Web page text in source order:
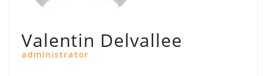
Valentin Delvallee
administrator